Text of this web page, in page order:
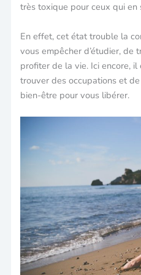
très toxique pour ceux qui en
En effet, cet état trouble la
vous empêcher d’étudier, de
profiter de la vie. Ici encore,
trouver des occupations et
bien-être pour vous libérer.